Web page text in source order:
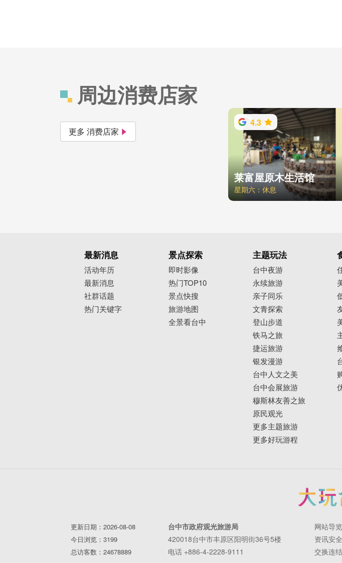
周边消费店家
更多 消费店家
4.3
莱富屋原木生活馆
星期六：休息
最新消息
活动年历
最新消息
社群话题
热门关键字
景点探索
即时影像
热门TOP10
景点快搜
旅游地图
全景看台中
主题玩法
台中夜游
永续旅游
亲子同乐
文青探索
登山步道
铁马之旅
捷运旅游
银发漫游
台中人文之美
台中会展旅游
穆斯林友善之旅
原民观光
更多主题旅游
更多好玩游程
更新日期：2026-08-08
今日浏览：3199
总访客数：24678889
台中市政府观光旅游局
420018台中市丰原区阳明街36号5楼
电话 +886-4-2228-9111
网站导览
资讯安全
交换连结